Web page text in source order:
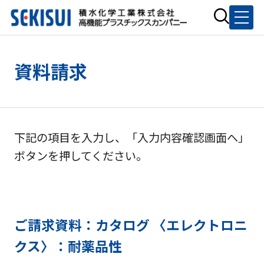
資料請求
下記の項目を入力し、「入力内容確認画面へ」
ボタンを押してください。
ご請求資料：カタログ 〈エレクトロニ
クス〉：耐薬品性